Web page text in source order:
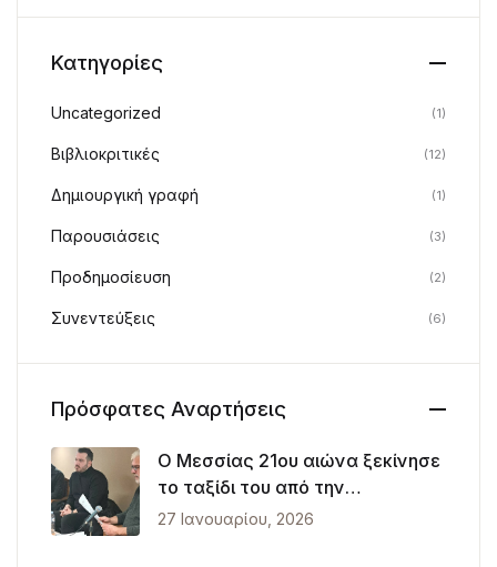
Κατηγορίες
Uncategorized (1)
Βιβλιοκριτικές (12)
Δημιουργική γραφή (1)
Παρουσιάσεις (3)
Προδημοσίευση (2)
Συνεντεύξεις (6)
Πρόσφατες Αναρτήσεις
Ο Μεσσίας 21ου αιώνα ξεκίνησε
το ταξίδι του από την
Θεσσαλονίκη
27 Ιανουαρίου, 2026